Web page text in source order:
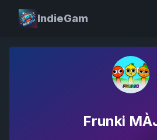
IndieGam
Frunki